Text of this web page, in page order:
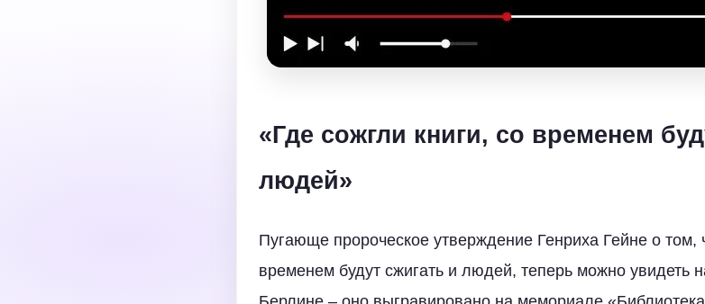
«Где сожгли книги, со временем
людей»
Пугающе пророческое утверждение Генриха Гейне о том,
временем будут сжигать и людей, теперь можно увидеть